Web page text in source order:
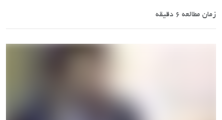
زمان مطالعه 6 دقیقه